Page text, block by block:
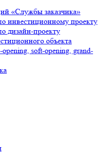
«Службы заказчика»
инвестиционному проекту
дизайн-проекту
объекта
opening, soft-opening, grand-